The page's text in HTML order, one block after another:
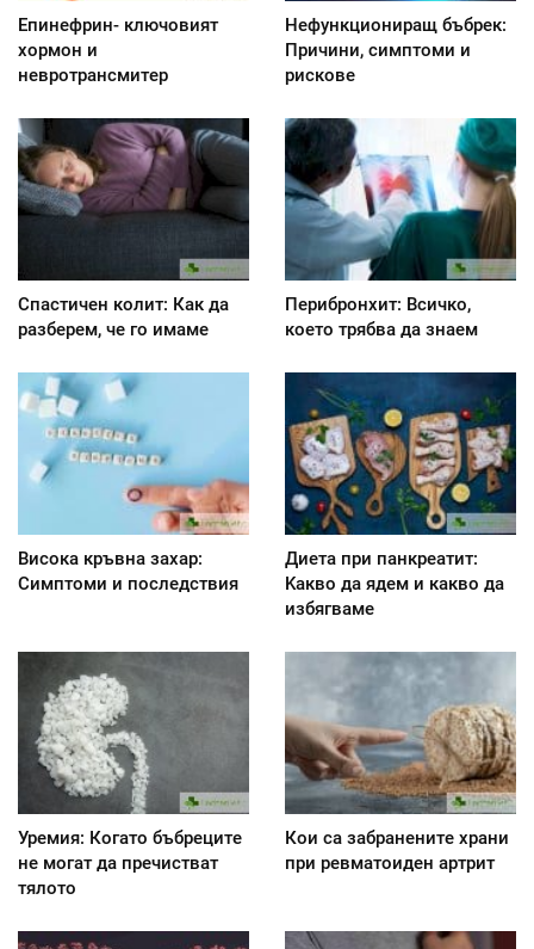
Епинефрин- ключовият
хормон и
невротрансмитер
Нефункциониращ бъбрек:
Причини, симптоми и
рискове
Спастичен колит: Как да
разберем, че го имаме
Перибронхит: Всичко,
което трябва да знаем
Висока кръвна захар:
Симптоми и последствия
Диета при панкреатит:
Kакво да ядем и какво да
избягваме
Уремия: Когато бъбреците
не могат да пречистват
тялото
Кои са забранените храни
при ревматоиден артрит